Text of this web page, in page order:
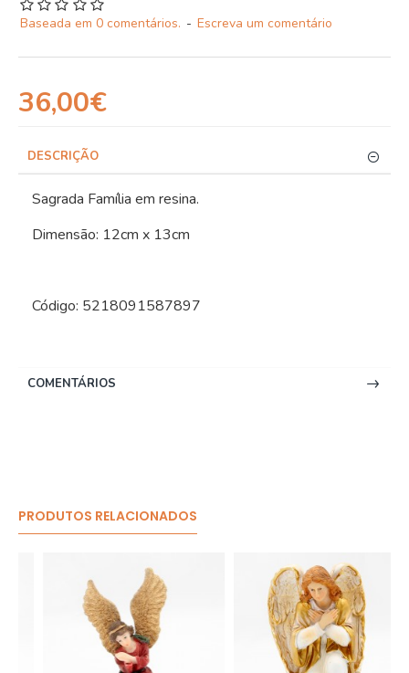
Baseada em 0 comentários. - Escreva um comentário
36,00€
DESCRIÇÃO
Sagrada Família em resina.
Dimensão: 12cm x 13cm
Código: 5218091587897
COMENTÁRIOS
PRODUTOS RELACIONADOS